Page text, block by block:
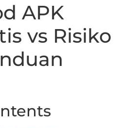
APK
vs Risiko